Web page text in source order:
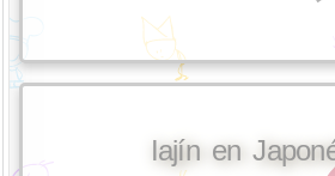
Iajín en